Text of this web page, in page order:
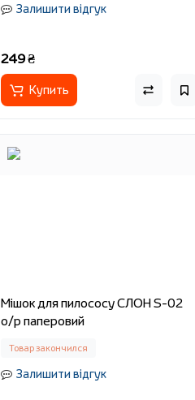
Залишити відгук
249 ₴
Купить
Мішок для пилососу СЛОН S-02
о/р паперовий
Товар закончился
Залишити відгук